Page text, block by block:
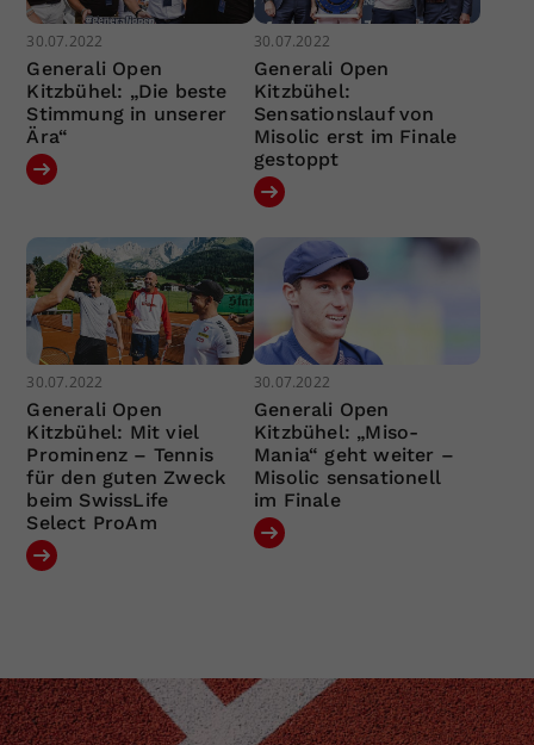
30.07.2022
Generali Open
Kitzbühel: „Die beste
Stimmung in unserer
Ära“
30.07.2022
Generali Open
Kitzbühel:
Sensationslauf von
Misolic erst im Finale
gestoppt
30.07.2022
Generali Open
Kitzbühel: Mit viel
Prominenz – Tennis
für den guten Zweck
beim SwissLife
Select ProAm
30.07.2022
Generali Open
Kitzbühel: „Miso-
Mania“ geht weiter –
Misolic sensationell
im Finale